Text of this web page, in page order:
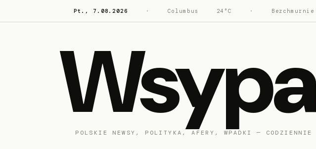
Pt., 7.08.2026 · Columbus 24°C · Bezchmurnie
Wsypa
POLSKIE NEWSY, POLITYKA, AFERY, WPADKI — CODZIENNIE